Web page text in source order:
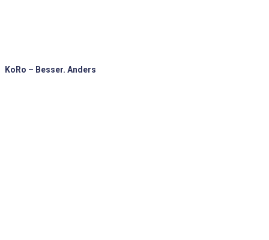
KoRo – Besser. Anders